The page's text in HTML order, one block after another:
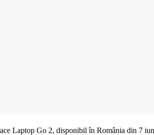
Laptop Go 2, disponibil în România din 7